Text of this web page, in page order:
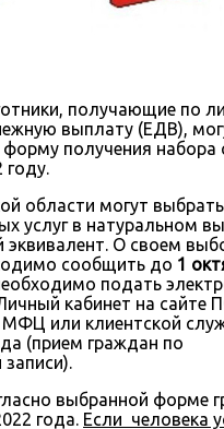
получающие по
выплату (ЕДВ),
получения набора
году.
области могут
услуг в натуральном
эквивалент. О своем
сообщить до 1
подать
кабинет на сайте
МФЦ или клиентской
(прием граждан по
выбранной форме
года. Если человека